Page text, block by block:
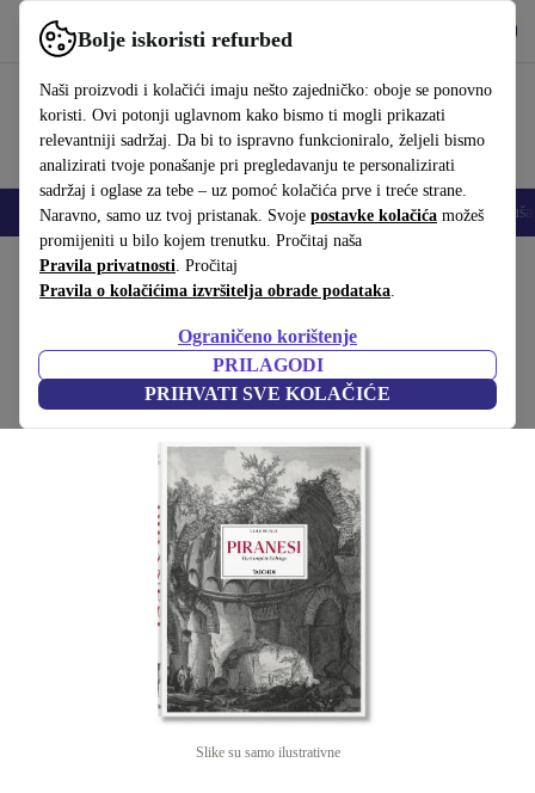
Bolje iskoristi refurbed
Naši proizvodi i kolačići imaju nešto zajedničko: oboje se ponovno
koristi. Ovi potonji uglavnom kako bismo ti mogli prikazati
relevantniji sadržaj. Da bi to ispravno funkcioniralo, željeli bismo
analizirati tvoje ponašanje pri pregledavanju te personalizirati
sadržaj i oglase za tebe – uz pomoć kolačića prve i treće strane.
Naravno, samo uz tvoj pristanak. Svoje postavke kolačića možeš
promijeniti u bilo kojem trenutku. Pročitaj naša
Pravila privatnosti. Pročitaj
Pravila o kolačićima izvršitelja obrade podataka.
Ograničeno korištenje
PRILAGODI
PRIHVATI SVE KOLAČIĆE
Koristi refurbed brzo i jednostavno
Mobiteli Prijenosna računala Tableti Pametni satovi Dodaci
Početna stranica Proizvodi Kućanstvo
Piranesi. The Complete Etchings
Bijela
(Prikupljanje recenzija)
Slike su samo ilustrativne